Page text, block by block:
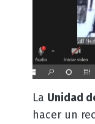
La Unidad
hacer un